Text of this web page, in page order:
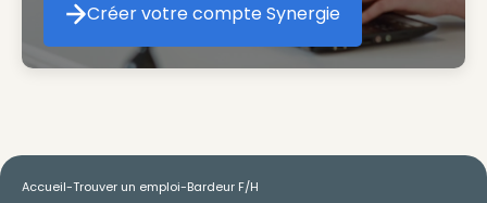
Créer votre compte Synergie
Créer votre compte Synergie
Accueil-Trouver un emploi-Bardeur F/H